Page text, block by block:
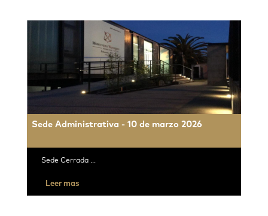
Sede Administrativa - 10 de marzo 2026
Sede Cerrada ...
Leer mas